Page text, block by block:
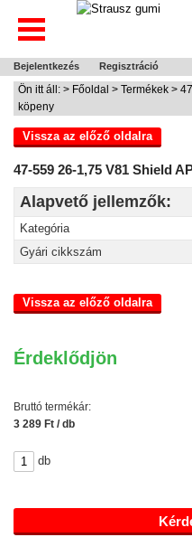
Bejelentkezés Regisztráció
Ön itt áll: > Főoldal > Termékek >
köpeny
Vissza az előző oldalra
47-559 26-1,75 V81 Shield
Alapvető jellemzők:
Kategória
Gyári cikkszám
Vissza az előző oldalra
Érdeklődjön
Bruttó termékár:
3 289 Ft / db
db